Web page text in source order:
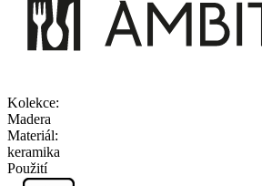
Kolekce:
Madera
Materiál:
keramika
Použití